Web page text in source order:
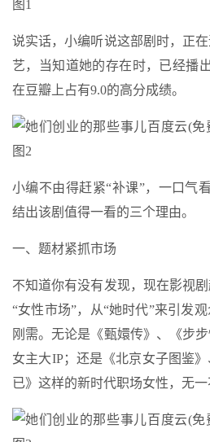
说实话，小编听说这部剧时，正
艺，当知道她的存在时，已经播
在豆瓣上占有9.0的高分成绩。
小编不由得赶紧“补课”，一口气
结出该剧值得一看的三个理由。
一、题材紧抓市场
不知道你有没有发现，现在影视
“女性市场”，从“她时代”来引发
刚需。无论是《甄嬛传》、《步
女主大IP；还是《北京女子图鉴
已》这样的新时代职场女性，无一